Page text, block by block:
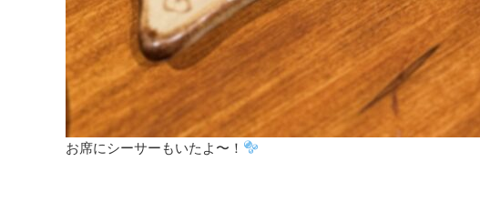
お席にシーサーもいたよ〜！